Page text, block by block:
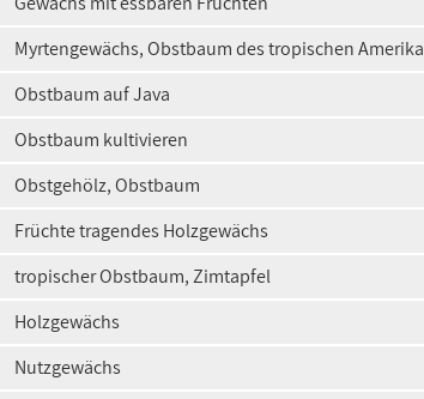
Myrtengewächs, Obstbaum des tropischen Amerika
Obstbaum auf Java
Obstbaum kultivieren
Obstgehölz, Obstbaum
Früchte tragendes Holzgewächs
tropischer Obstbaum, Zimtapfel
Holzgewächs
Nutzgewächs